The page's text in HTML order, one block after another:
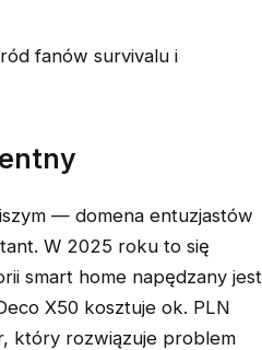
fanów survivalu i
— domena entuzjastów
W 2025 roku to się
smart home napędzany jest
X50 kosztuje ok. PLN
który rozwiązuje problem